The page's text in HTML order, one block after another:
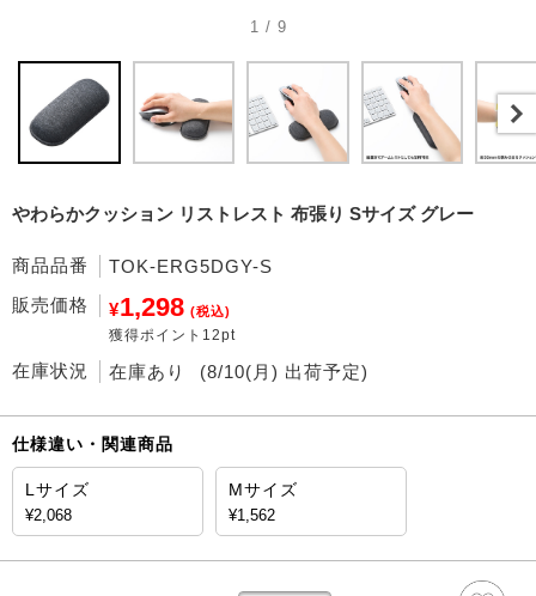
1 / 9
やわらかクッション リストレスト 布張り Sサイズ グレー
商品品番
TOK-ERG5DGY-S
販売価格
¥1,298 (税込)
獲得ポイント12pt
在庫状況 在庫あり (8/10(月) 出荷予定)
仕様違い・関連商品
Lサイズ
¥2,068
Mサイズ
¥1,562